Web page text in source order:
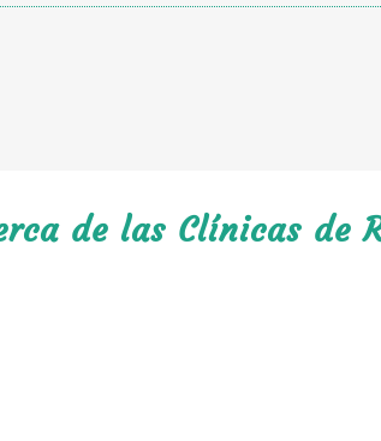
de las Clínicas de